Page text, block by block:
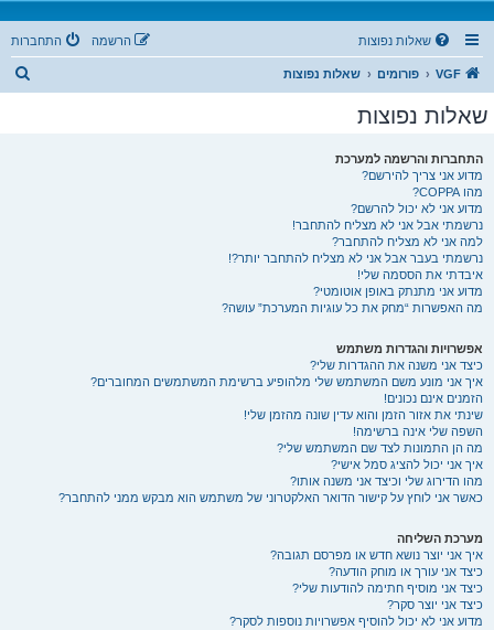
שאלות נפוצות התחברות הרשמה
VGF פורומים שאלות נפוצות
שאלות נפוצות
התחברות והרשמה למערכת
מדוע אני צריך להירשם?
מהו COPPA?
מדוע אני לא יכול להרשם?
נרשמתי אבל אני לא מצליח להתחבר!
למה אני לא מצליח להתחבר?
נרשמתי בעבר אבל אני לא מצליח להתחבר יותר?!
איבדתי את הססמה שלי!
מדוע אני מתנתק באופן אוטומטי?
מה האפשרות “מחק את כל עוגיות המערכת” עושה?
אפשרויות והגדרות משתמש
כיצד אני משנה את ההגדרות שלי?
איך אני מונע משם המשתמש שלי מלהופיע ברשימת המשתמשים המחוברים?
הזמנים אינם נכונים!
שינתי את אזור הזמן והוא עדין שונה מהזמן שלי!
השפה שלי אינה ברשימה!
מה הן התמונות לצד שם המשתמש שלי?
איך אני יכול להציג סמל אישי?
מהו הדירוג שלי וכיצד אני משנה אותו?
כאשר אני לוחץ על קישור הדואר האלקטרוני של משתמש הוא מבקש ממני להתחבר?
מערכת השליחה
איך אני יוצר נושא חדש או מפרסם תגובה?
כיצד אני עורך או מוחק הודעה?
כיצד אני מוסיף חתימה להודעות שלי?
כיצד אני יוצר סקר?
מדוע אני לא יכול להוסיף אפשרויות נוספות לסקר?